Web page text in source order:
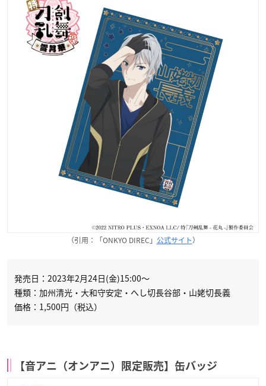
（引用：「ONKYO DIREC」 公式サイト）
発売日：2023年2月24日(金)15:00～
種類：加州清光・大和守安定・へし切長谷部・山姥切長義
価格：1,500円（税込）
【音アニ（オンアニ）限定販売】缶バッジ